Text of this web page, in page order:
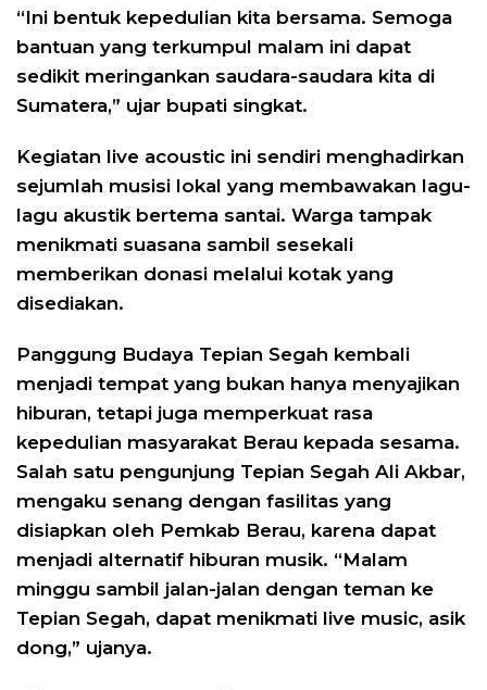
“Ini bentuk kepedulian kita bersama. Semoga
bantuan yang terkumpul malam ini dapat
sedikit meringankan saudara-saudara kita di
Sumatera,” ujar bupati singkat.
Kegiatan live acoustic ini sendiri menghadirkan
sejumlah musisi lokal yang membawakan lagu-
lagu akustik bertema santai. Warga tampak
menikmati suasana sambil sesekali
memberikan donasi melalui kotak yang
disediakan.
Panggung Budaya Tepian Segah kembali
menjadi tempat yang bukan hanya menyajikan
hiburan, tetapi juga memperkuat rasa
kepedulian masyarakat Berau kepada sesama.
Salah satu pengunjung Tepian Segah Ali Akbar,
mengaku senang dengan fasilitas yang
disiapkan oleh Pemkab Berau, karena dapat
menjadi alternatif hiburan musik. “Malam
minggu sambil jalan-jalan dengan teman ke
Tepian Segah, dapat menikmati live music, asik
dong,” ujanya.